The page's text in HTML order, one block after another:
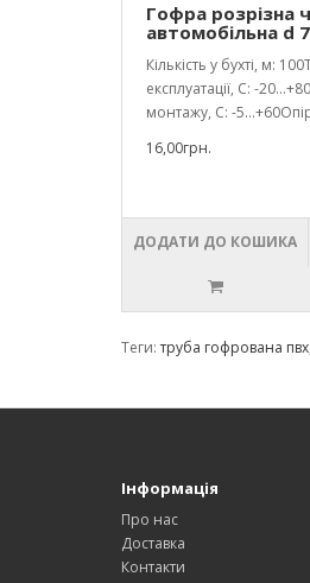
Гофра розрізна
автомобільна d
Кількість у бухті, м:
експлуатації, С: -
монтажу, С: -
16,00грн.
ДОДАТИ ДО КОШИКА
Теги:труба гофрована пвх
Інформація
Про нас
Доставка
Контакти